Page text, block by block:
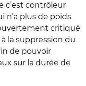
c’est contrôleur
n’a plus de poids
critiqué
la suppression du
de pouvoir
sur la durée de